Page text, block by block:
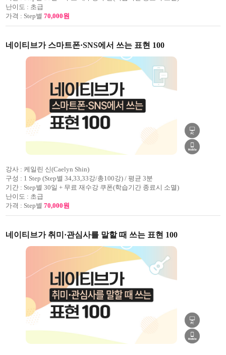
난이도 : 초급
가격 : Step별 70,000원
네이티브가 스마트폰·SNS에서 쓰는 표현 100
강사 : 케일린 신(Caelyn Shin)
구성 : 1 Step (Step별 34,33,33강/총100강) / 평균 3분
기간 : Step별 30일 + 무료 재수강 쿠폰(학습기간 종료시 소멸)
난이도 : 초급
가격 : Step별 70,000원
네이티브가 취미·관심사를 말할 때 쓰는 표현 100